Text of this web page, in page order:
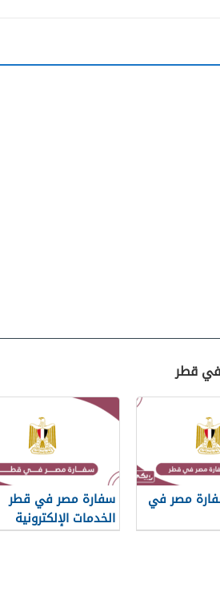
في قطر
مصر في
سفارة مصر في قطر
الخدمات الإلكترونية